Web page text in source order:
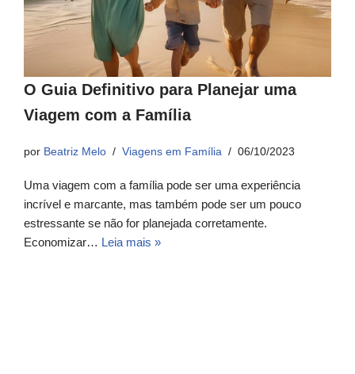
O Guia Definitivo para Planejar uma
Viagem com a Família
por Beatriz Melo Viagens em Família 06/10/2023
Uma viagem com a família pode ser uma experiência
incrível e marcante, mas também pode ser um pouco
estressante se não for planejada corretamente.
Economizar… Leia mais »